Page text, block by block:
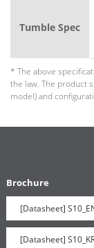
Tumble Spec
* The above
the law. The product
model) and
Brochure
[Datasheet]
[Datasheet]